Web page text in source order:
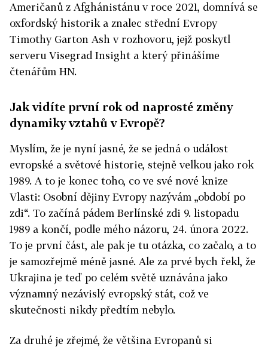
Američanů z Afghánistánu v roce 2021, domnívá se
oxfordský historik a znalec střední Evropy
Timothy Garton Ash v rozhovoru, jejž poskytl
serveru Visegrad Insight a který přinášíme
čtenářům HN.
Jak vidíte první rok od naprosté změny
dynamiky vztahů v Evropě?
Myslím, že je nyní jasné, že se jedná o událost
evropské a světové historie, stejně velkou jako rok
1989. A to je konec toho, co ve své nové knize
Vlasti: Osobní dějiny Evropy nazývám „období po
zdi“. To začíná pádem Berlínské zdi 9. listopadu
1989 a končí, podle mého názoru, 24. února 2022.
To je první část, ale pak je tu otázka, co začalo, a to
je samozřejmě méně jasné. Ale za prvé bych řekl, že
Ukrajina je teď po celém světě uznávána jako
významný nezávislý evropský stát, což ve
skutečnosti nikdy předtím nebylo.
Za druhé je zřejmé, že většina Evropanů si